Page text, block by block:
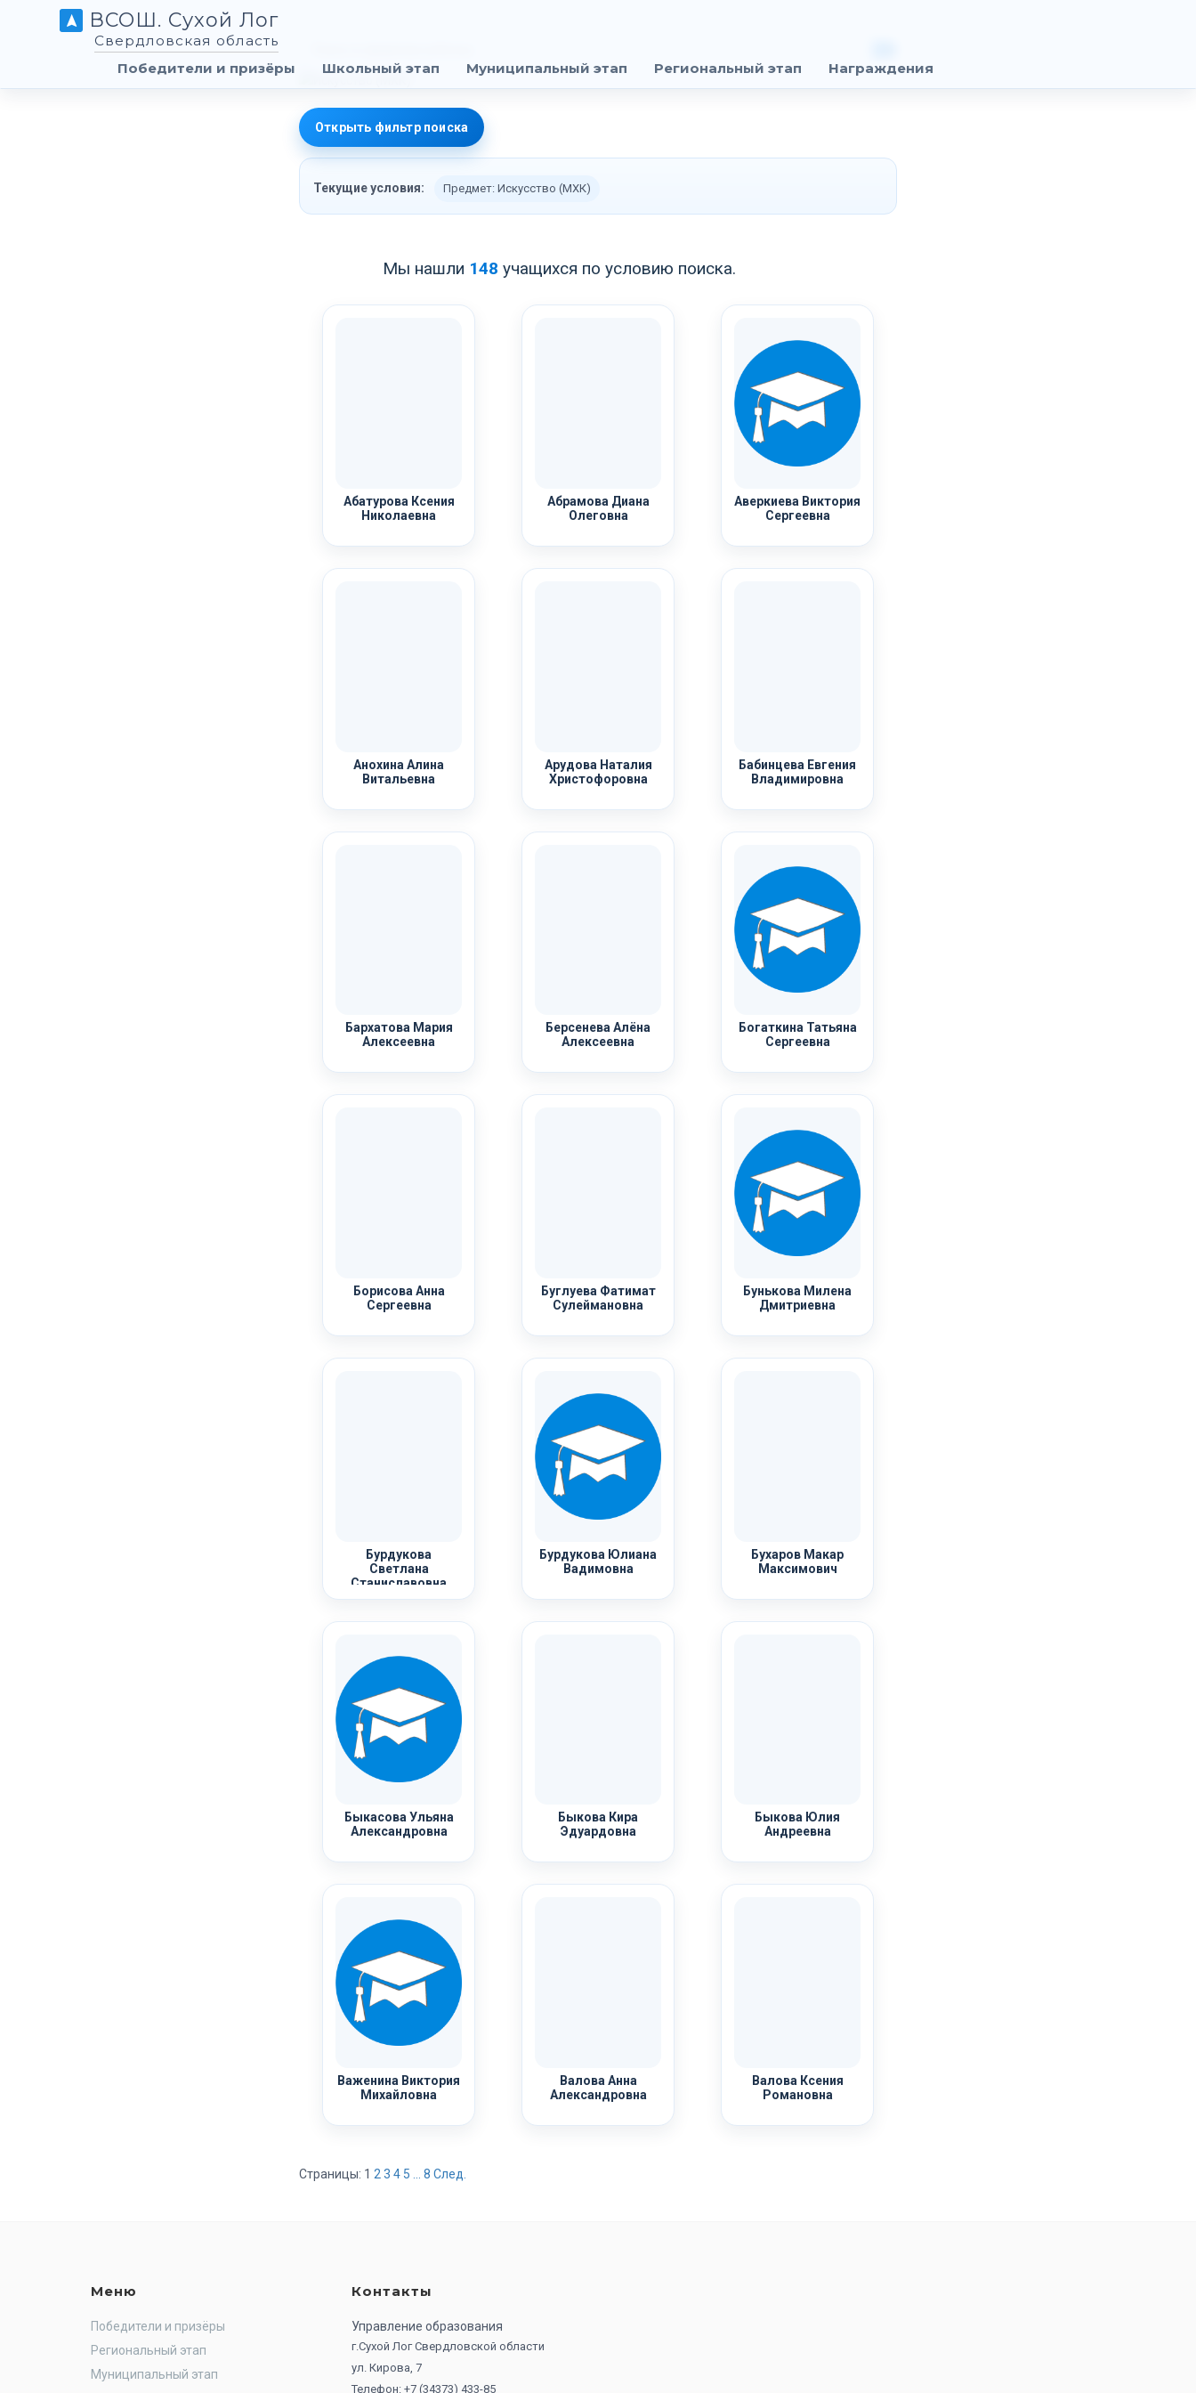
ВСОШ. Сухой Лог
Свердловская область
Победители и призёры
Школьный этап Муниципальный этап Региональный этап Награждения
Открыть фильтр поиска
Текущие условия: Предмет: Искусство (МХК)
Мы нашли 148 учащихся по условию поиска.
Абатурова Ксения
Николаевна
Абрамова Диана
Олеговна
Аверкиева Виктория
Сергеевна
Анохина Алина
Витальевна
Арудова Наталия
Христофоровна
Бабинцева Евгения
Владимировна
Бархатова Мария
Алексеевна
Берсенева Алёна
Алексеевна
Богаткина Татьяна
Сергеевна
Борисова Анна
Сергеевна
Буглуева Фатимат
Сулеймановна
Бунькова Милена
Дмитриевна
Бурдукова
Светлана
Станиславовна
Бурдукова Юлиана
Вадимовна
Бухаров Макар
Максимович
Быкасова Ульяна
Александровна
Быкова Кира
Эдуардовна
Быкова Юлия
Андреевна
Важенина Виктория
Михайловна
Валова Анна
Александровна
Валова Ксения
Романовна
Страницы: 1 2 3 4 5 8 След.
Меню
Победители и призёры
Региональный этап
Муниципальный этап
Контакты
Управление образования
г.Сухой Лог Свердловской области
ул. Кирова, 7
Телефон: +7 (34373) 433-85